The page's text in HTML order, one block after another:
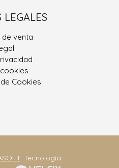
LEGALES
de venta
Cookies
. Tecnología